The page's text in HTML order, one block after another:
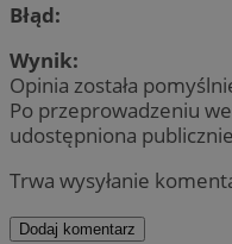
Błąd:
Wynik:
Opinia została
Po przeprowadzeniu
udostępniona
Trwa wysyłanie
Dodaj komentarz